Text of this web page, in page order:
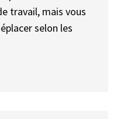
travail, mais vous
selon les